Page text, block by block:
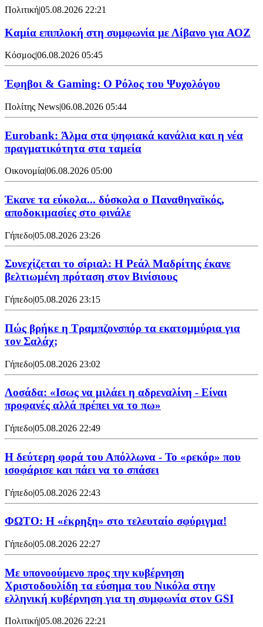
Πολιτική|05.08.2026 22:21
Καμία επιπλοκή στη συμφωνία με Λίβανο για ΑΟΖ
Κόσμος|06.08.2026 05:45
Έφηβοι & Gaming: Ο Ρόλος του Ψυχολόγου
Πολίτης News|06.08.2026 05:44
Eurobank: Άλμα στα ψηφιακά κανάλια και η νέα
πραγματικότητα στα ταμεία
Οικονομία|06.08.2026 05:00
Έκανε τα εύκολα... δύσκολα ο Παναθηναϊκός,
αποδοκιμασίες στο φινάλε
Γήπεδο|05.08.2026 23:26
Συνεχίζεται το σίριαλ: Η Ρεάλ Μαδρίτης έκανε
βελτιωμένη πρόταση στον Βινίσιους
Γήπεδο|05.08.2026 23:15
Πώς βρήκε η Τραμπζονσπόρ τα εκατομμύρια για
τον Σαλάχ;
Γήπεδο|05.08.2026 23:02
Λοσάδα: «Ισως να μιλάει η αδρεναλίνη - Είναι
προφανές αλλά πρέπει να το πω»
Γήπεδο|05.08.2026 22:49
Η δεύτερη φορά του Απόλλωνα - Το «ρεκόρ» που
ισοφάρισε και πάει να το σπάσει
Γήπεδο|05.08.2026 22:43
ΦΩΤΟ: Η «έκρηξη» στο τελευταίο σφύριγμα!
Γήπεδο|05.08.2026 22:27
Με υπονοούμενο προς την κυβέρνηση
Χριστοδουλίδη τα εύσημα του Νικόλα στην
ελληνική κυβέρνηση για τη συμφωνία στον GSI
Πολιτική|05.08.2026 22:21